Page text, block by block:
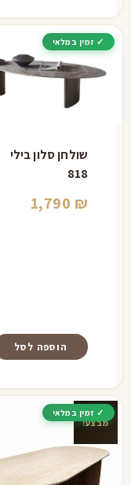
שולחן סלון בילי
818
1,790 ₪
הוספה לסל
מבצע!